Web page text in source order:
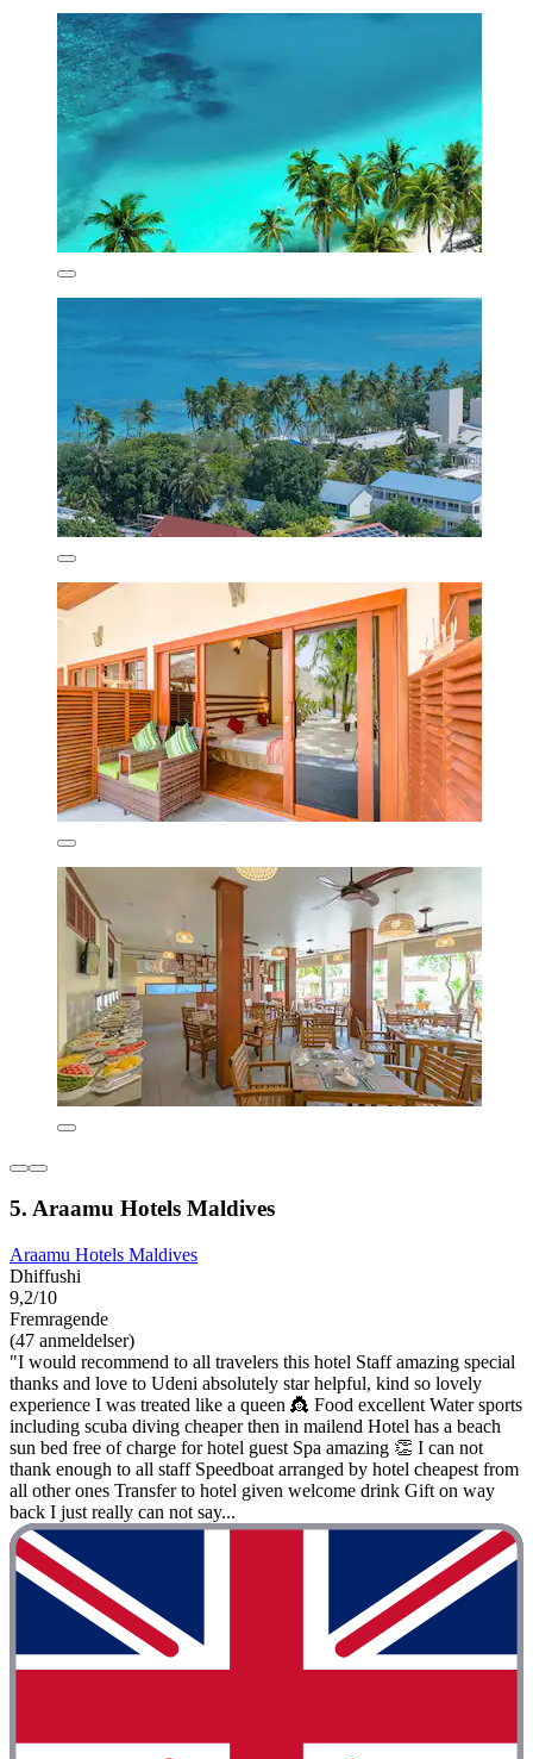
5. Araamu Hotels Maldives
Araamu Hotels Maldives
Dhiffushi
9,2/10
Fremragende
(47 anmeldelser)
"I would recommend to all travelers this hotel Staff amazing special
thanks and love to Udeni absolutely star helpful, kind so lovely
experience I was treated like a queen 👸 Food excellent Water sports
including scuba diving cheaper then in mailend Hotel has a beach
sun bed free of charge for hotel guest Spa amazing 👏 I can not
thank enough to all staff Speedboat arranged by hotel cheapest from
all other ones Transfer to hotel given welcome drink Gift on way
back I just really can not say...